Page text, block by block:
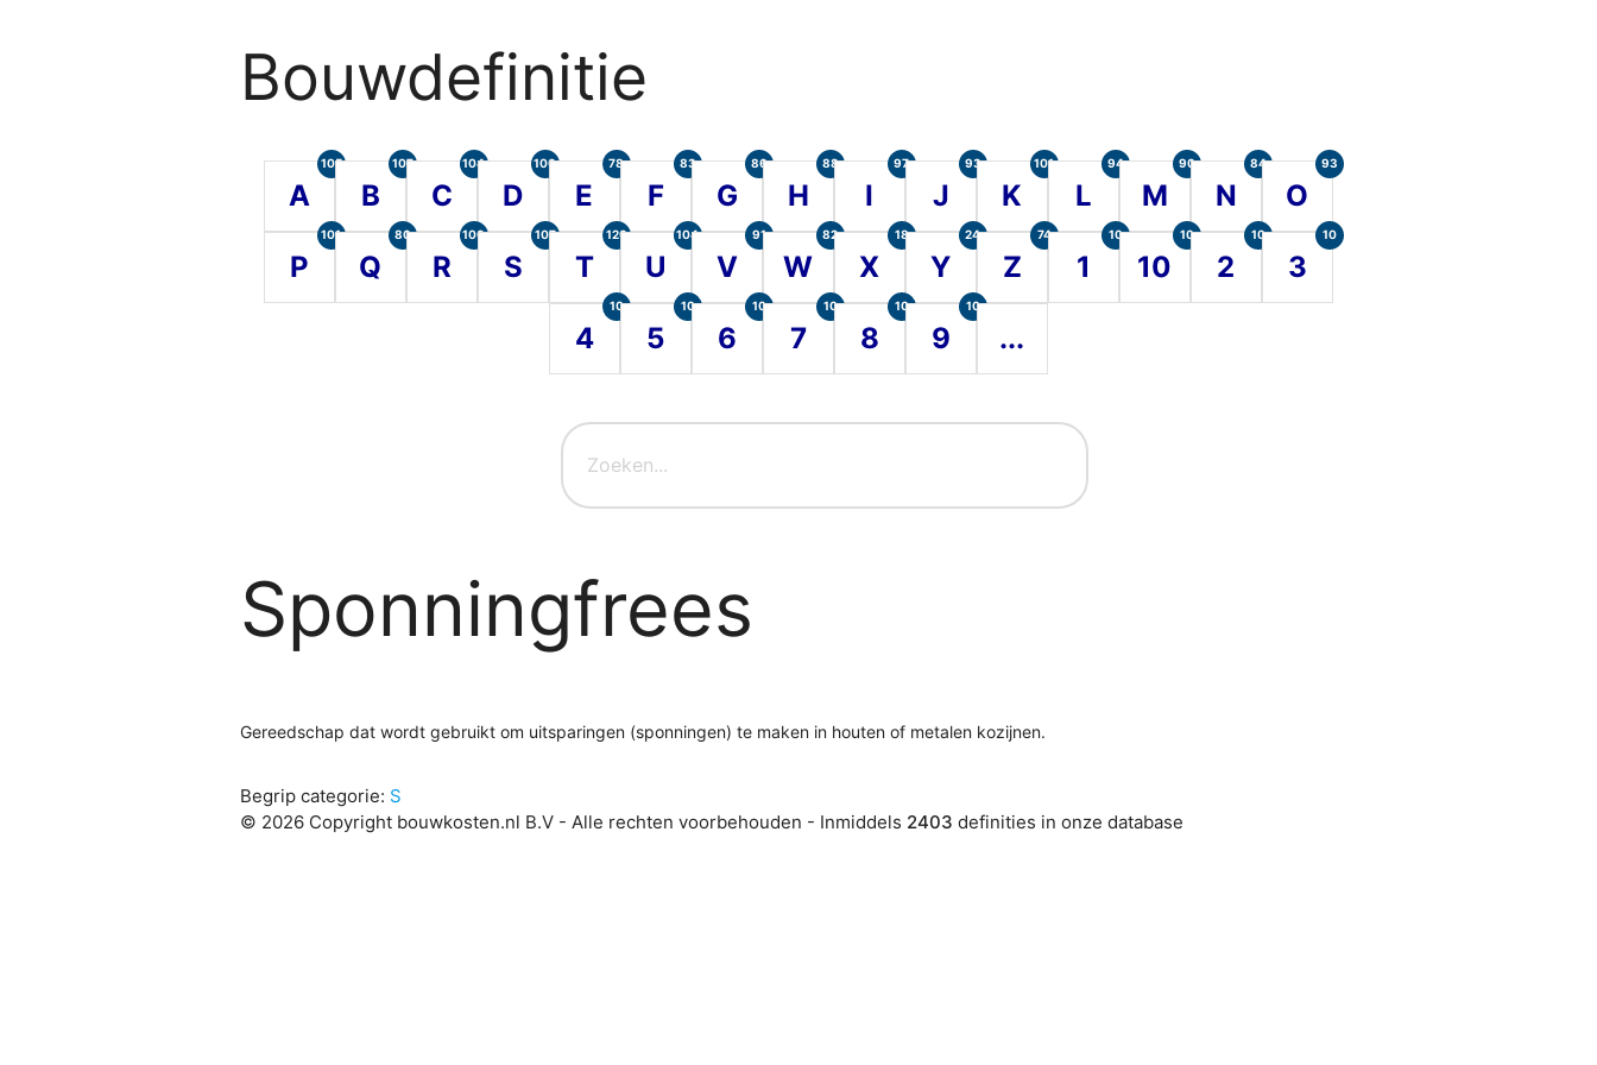
Bouwdefinitie
A
105
B
107
C
104
D
100
E
78
F
83
G
86
H
88
I
97
J
93
K
101
L
94
M
90
N
84
O
93
P
101
Q
80
R
100
S
107
T
120
U
104
V
91
W
82
X
18
Y
24
Z
74
1
10
10
10
2
10
3
10
4
10
5
10
6
10
7
10
8
10
9
10
...
Sponningfrees
Gereedschap dat wordt gebruikt om uitsparingen (sponningen) te maken in houten of metalen kozijnen.
Begrip categorie: S
© 2026 Copyright bouwkosten.nl B.V - Alle rechten voorbehouden - Inmiddels 2403 definities in onze database